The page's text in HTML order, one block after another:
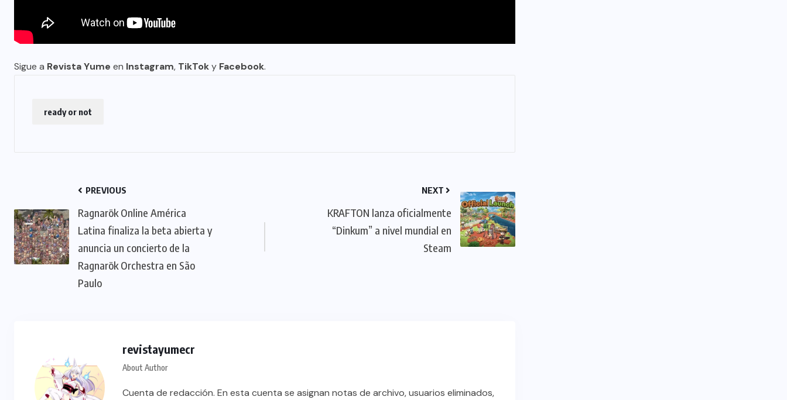
Sigue a Revista Yume en Instagram, TikToky Facebook.
ready or not
PREVIOUS
Ragnarök Online América
Latina finaliza la beta abierta y
anuncia un concierto de la
Ragnarök Orchestra en São
Paulo
NEXT
KRAFTON lanza oficialmente
“Dinkum” a nivel mundial en
Steam
revistayumecr
About Author
Cuenta de redacción. En esta cuenta se asignan notas de archivo, usuarios eliminados,